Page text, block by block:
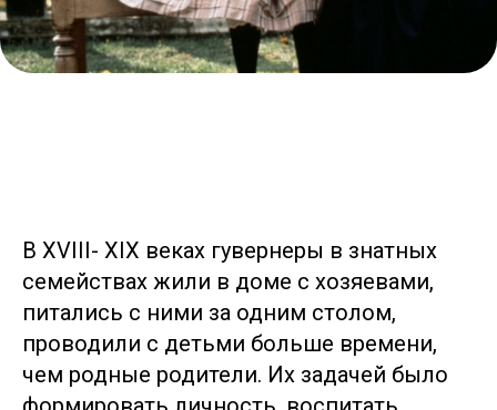
В XVIII- XIX веках гувернеры в знатных
семействах жили в доме с хозяевами,
питались с ними за одним столом,
проводили с детьми больше времени,
чем родные родители. Их задачей было